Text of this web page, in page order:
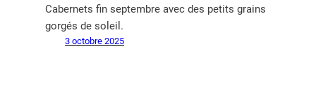
Cabernets fin septembre avec des petits grains
gorgés de soleil.
3 octobre 2025